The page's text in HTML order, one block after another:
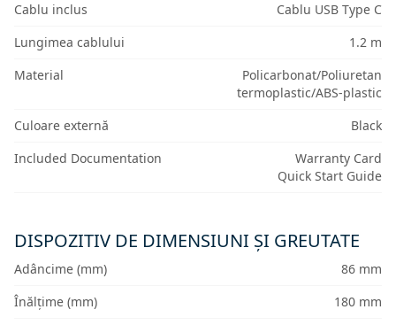
Cablu inclus
Cablu USB Type C
Lungimea cablului
1.2 m
Material
Policarbonat/Poliuretan
termoplastic/ABS-plastic
Culoare externă
Black
Included Documentation
Warranty Card
Quick Start Guide
DISPOZITIV DE DIMENSIUNI ȘI GREUTATE
Adâncime (mm)
86 mm
Înălțime (mm)
180 mm